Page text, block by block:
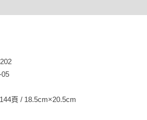
/ 144頁 / 18.5cm×20.5cm